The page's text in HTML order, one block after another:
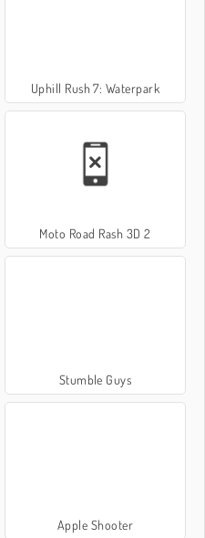
Uphill Rush 7: Waterpark
Moto Road Rash 3D 2
Stumble Guys
Apple Shooter